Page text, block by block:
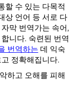
할 수 있는 다목적
상 언어 등 서로 다
막 번역가는 속어,
니다. 숙련된 번역
번역하는 데 익숙
정확해집니다.
하고 오해를 피해